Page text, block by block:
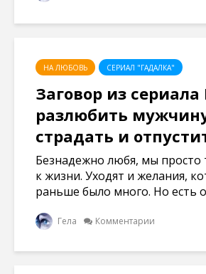
НА ЛЮБОВЬ СЕРИАЛ "ГАДАЛКА"
Заговор из сериала
разлюбить
страдать и
Безнадежно любя, мы просто
к жизни. Уходят и желания,
раньше было много. Но есть
Гела Комментарии